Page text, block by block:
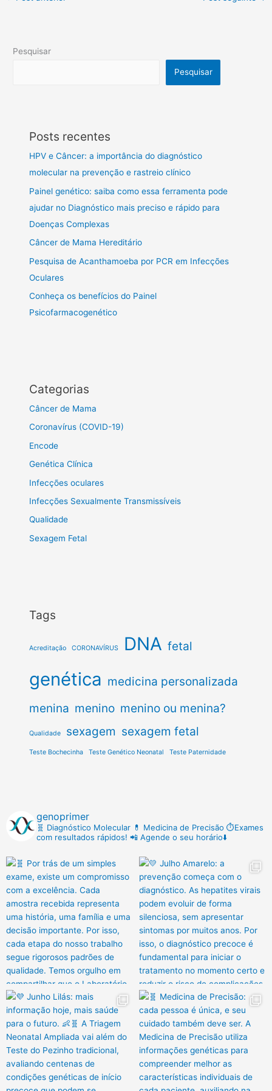
Pesquisar
Pesquisar
Posts recentes
HPV e Câncer: a importância do diagnóstico
molecular na prevenção e rastreio clínico
Painel genético: saiba como essa ferramenta pode
ajudar no Diagnóstico mais preciso e rápido para
Doenças Complexas
Câncer de Mama Hereditário
Pesquisa de Acanthamoeba por PCR em Infecções
Oculares
Conheça os benefícios do Painel
Psicofarmacogenético
Categorias
Câncer de Mama
Coronavírus (COVID-19)
Encode
Genética Clínica
Infecções oculares
Infecções Sexualmente Transmissíveis
Qualidade
Sexagem Fetal
Tags
Acreditação CORONAVÍRUS DNA fetal
genética medicina personalizada
menina menino menino ou menina?
Qualidade sexagem sexagem fetal
Teste Bochecinha Teste Genético Neonatal Teste Paternidade
genoprimer
🧬 Diagnóstico Molecular 💊 Medicina de Precisão ⏱️Exames
com resultados rápidos! 📲 Agende o seu horário⬇️